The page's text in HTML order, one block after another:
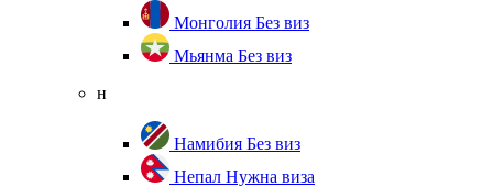
Монголия Без виз
Мьянма Без виз
н
Намибия Без виз
Непал Нужна виза